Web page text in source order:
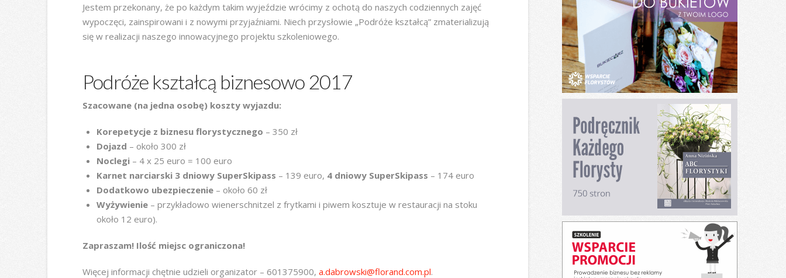
Jestem przekonany, że po każdym takim wyjeździe wrócimy z ochotą do naszych codziennych zajęć
wypoczęci, zainspirowani i z nowymi przyjaźniami. Niech przysłowie „Podróże kształcą” zmaterializują
się w realizacji naszego innowacyjnego projektu szkoleniowego.
Podróże kształcą biznesowo 2017
Szacowane (na jedna osobę) koszty wyjazdu:
Korepetycje z biznesu florystycznego – 350 zł
Dojazd – około 300 zł
Noclegi – 4 x 25 euro = 100 euro
Karnet narciarski 3 dniowy SuperSkipass – 139 euro, 4 dniowy SuperSkipass – 174 euro
Dodatkowo ubezpieczenie – około 60 zł
Wyżywienie – przykładowo wienerschnitzel z frytkami i piwem kosztuje w restauracji na stoku
około 12 euro).
Zapraszam! Ilość miejsc ograniczona!
Więcej informacji chętnie udzieli organizator – 601375900, a.dabrowski@florand.com.pl.